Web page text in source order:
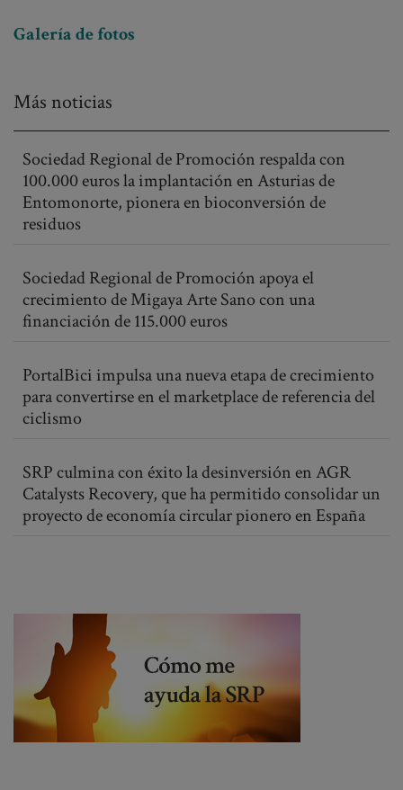
Galería de fotos
Más noticias
Sociedad Regional de Promoción respalda con
100.000 euros la implantación en Asturias de
Entomonorte, pionera en bioconversión de
residuos
Sociedad Regional de Promoción apoya el
crecimiento de Migaya Arte Sano con una
financiación de 115.000 euros
PortalBici impulsa una nueva etapa de crecimiento
para convertirse en el marketplace de referencia del
ciclismo
SRP culmina con éxito la desinversión en AGR
Catalysts Recovery, que ha permitido consolidar un
proyecto de economía circular pionero en España